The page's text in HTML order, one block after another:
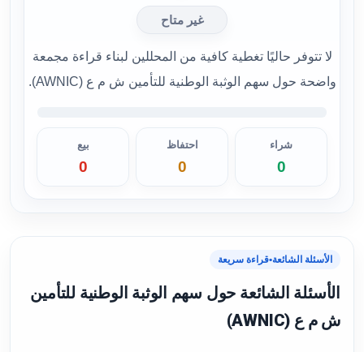
غير متاح
لا تتوفر حاليًا تغطية كافية من المحللين لبناء قراءة مجمعة
واضحة حول سهم الوثبة الوطنية للتأمين ش م ع (AWNIC).
شراء
0
احتفاظ
0
بيع
0
الأسئلة الشائعة•قراءة سريعة
الأسئلة الشائعة حول سهم الوثبة الوطنية للتأمين
ش م ع (AWNIC)